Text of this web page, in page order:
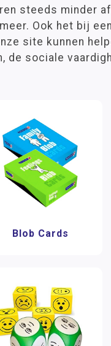
steeds minder
Ook het bij
site kunnen
de sociale
Blob Cards